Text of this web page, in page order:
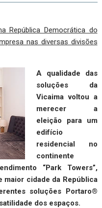
República Democrática do
nas diversas divisões
A qualidade das
soluções da
Vicaima voltou a
merecer a
eleição para um
edifício
residencial no
continente
“Park Towers”,
maior cidade da República
soluções Portaro®
dos espaços.